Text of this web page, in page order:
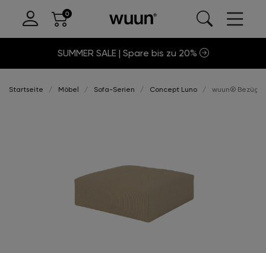
SUMMER SALE | Spare bis zu 20%
Startseite Möbel Sofa-Serien Concept Luno wuun® Bezüge